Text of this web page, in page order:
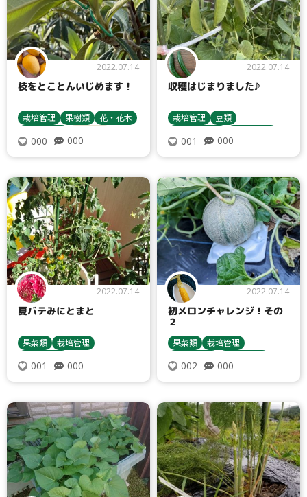
2022.07.14
枝をとことんいじめます！
栽培管理 果樹類
花・花木
000 000
2022.07.14
収穫はじまりました♪
栽培管理
豆類
栽培方法
エンドウ
001 000
2022.07.14
夏バテみにとまと
果菜類
栽培管理
トマト・ミニトマト
栽培方法
001 000
2022.07.14
初メロンチャレンジ！その
２
果菜類
栽培管理
栽培方法
メロン・ウリ
002 000